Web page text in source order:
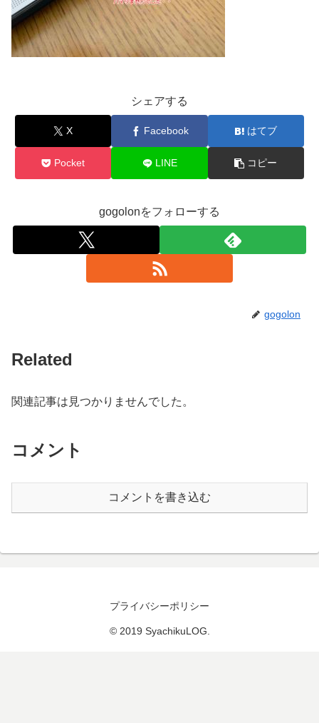
シェアする
X Facebook はてブ
Pocket LINE コピー
gogolonをフォローする
gogolon
Related
関連記事は見つかりませんでした。
コメント
コメントを書き込む
プライバシーポリシー
© 2019 SyachikuLOG.